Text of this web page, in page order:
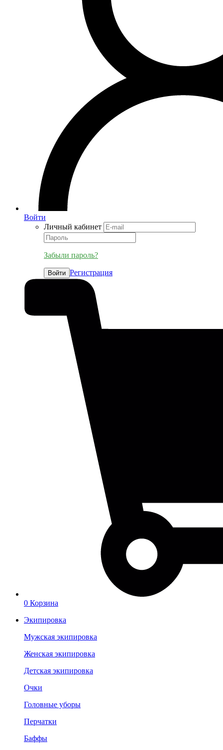
Войти
Личный кабинет
Забыли пароль?
Войти Регистрация
0 Корзина
Экипировка
Мужская экипировка
Женская экипировка
Детская экипировка
Очки
Головные уборы
Перчатки
Баффы